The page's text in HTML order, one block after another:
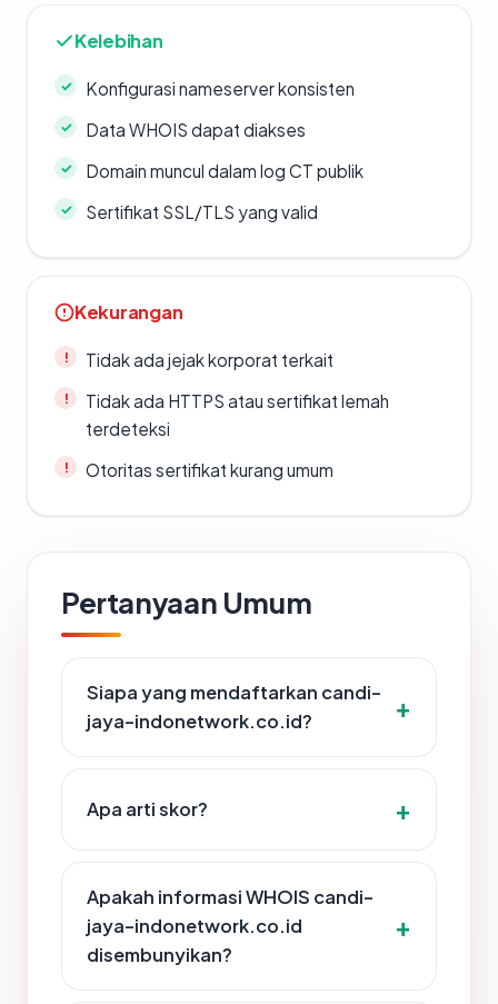
Kelebihan
Konfigurasi nameserver konsisten
Data WHOIS dapat diakses
Domain muncul dalam log CT publik
Sertifikat SSL/TLS yang valid
Kekurangan
Tidak ada jejak korporat terkait
Tidak ada HTTPS atau sertifikat lemah
terdeteksi
Otoritas sertifikat kurang umum
Pertanyaan Umum
Siapa yang mendaftarkan candi-
jaya-indonetwork.co.id?
Apa arti skor?
Apakah informasi WHOIS candi-
jaya-indonetwork.co.id
disembunyikan?